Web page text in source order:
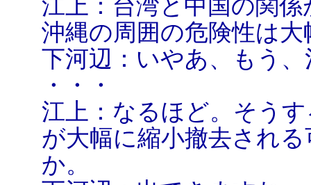
江上：台湾と中国の関
沖縄の周囲の危険性は
下河辺：いやあ、もう
・・・
江上：なるほど。そう
が大幅に縮小撤去され
か。